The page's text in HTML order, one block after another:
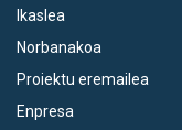
Ikaslea
Norbanakoa
Proiektu eremailea
Enpresa